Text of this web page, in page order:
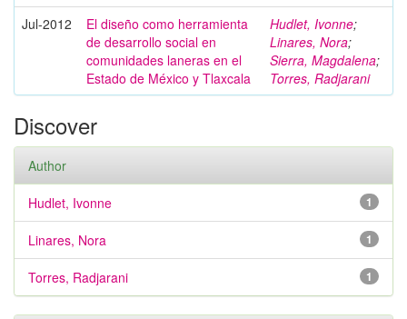
Jul-2012
El diseño como herramienta
de desarrollo social en
comunidades laneras en el
Estado de México y Tlaxcala
Hudlet, Ivonne;
Linares, Nora;
Sierra, Magdalena;
Torres, Radjarani
Discover
Author
1
Hudlet, Ivonne
1
Linares, Nora
1
Torres, Radjarani